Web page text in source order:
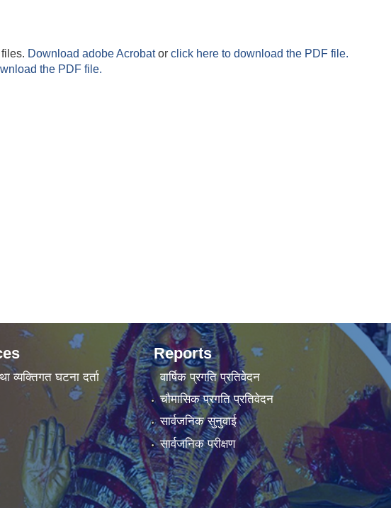
Download adobe Acrobator click here to download the PDF file.
the PDF file.
व्यक्तिगत घटना दर्ता
Reports
वार्षिक प्रगति प्रतिवेदन
चौमासिक प्रगति प्रतिवेदन
सार्वजनिक सुनुवाई
सार्वजनिक परीक्षण